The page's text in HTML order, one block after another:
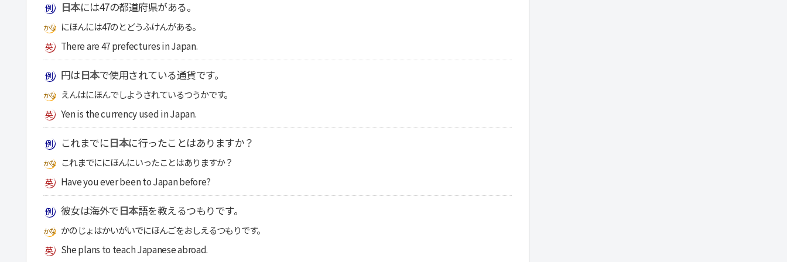
日本には47の都道府県がある。
にほんには47のとどうふけんがある。
There are 47 prefectures in Japan.
円は日本で使用されている通貨です。
えんはにほんでしようされているつうかです。
Yen is the currency used in Japan.
これまでに日本に行ったことはありますか？
これまでににほんにいったことはありますか？
Have you ever been to Japan before?
彼女は海外で日本語を教えるつもりです。
かのじょはかいがいでにほんごをおしえるつもりです。
She plans to teach Japanese abroad.